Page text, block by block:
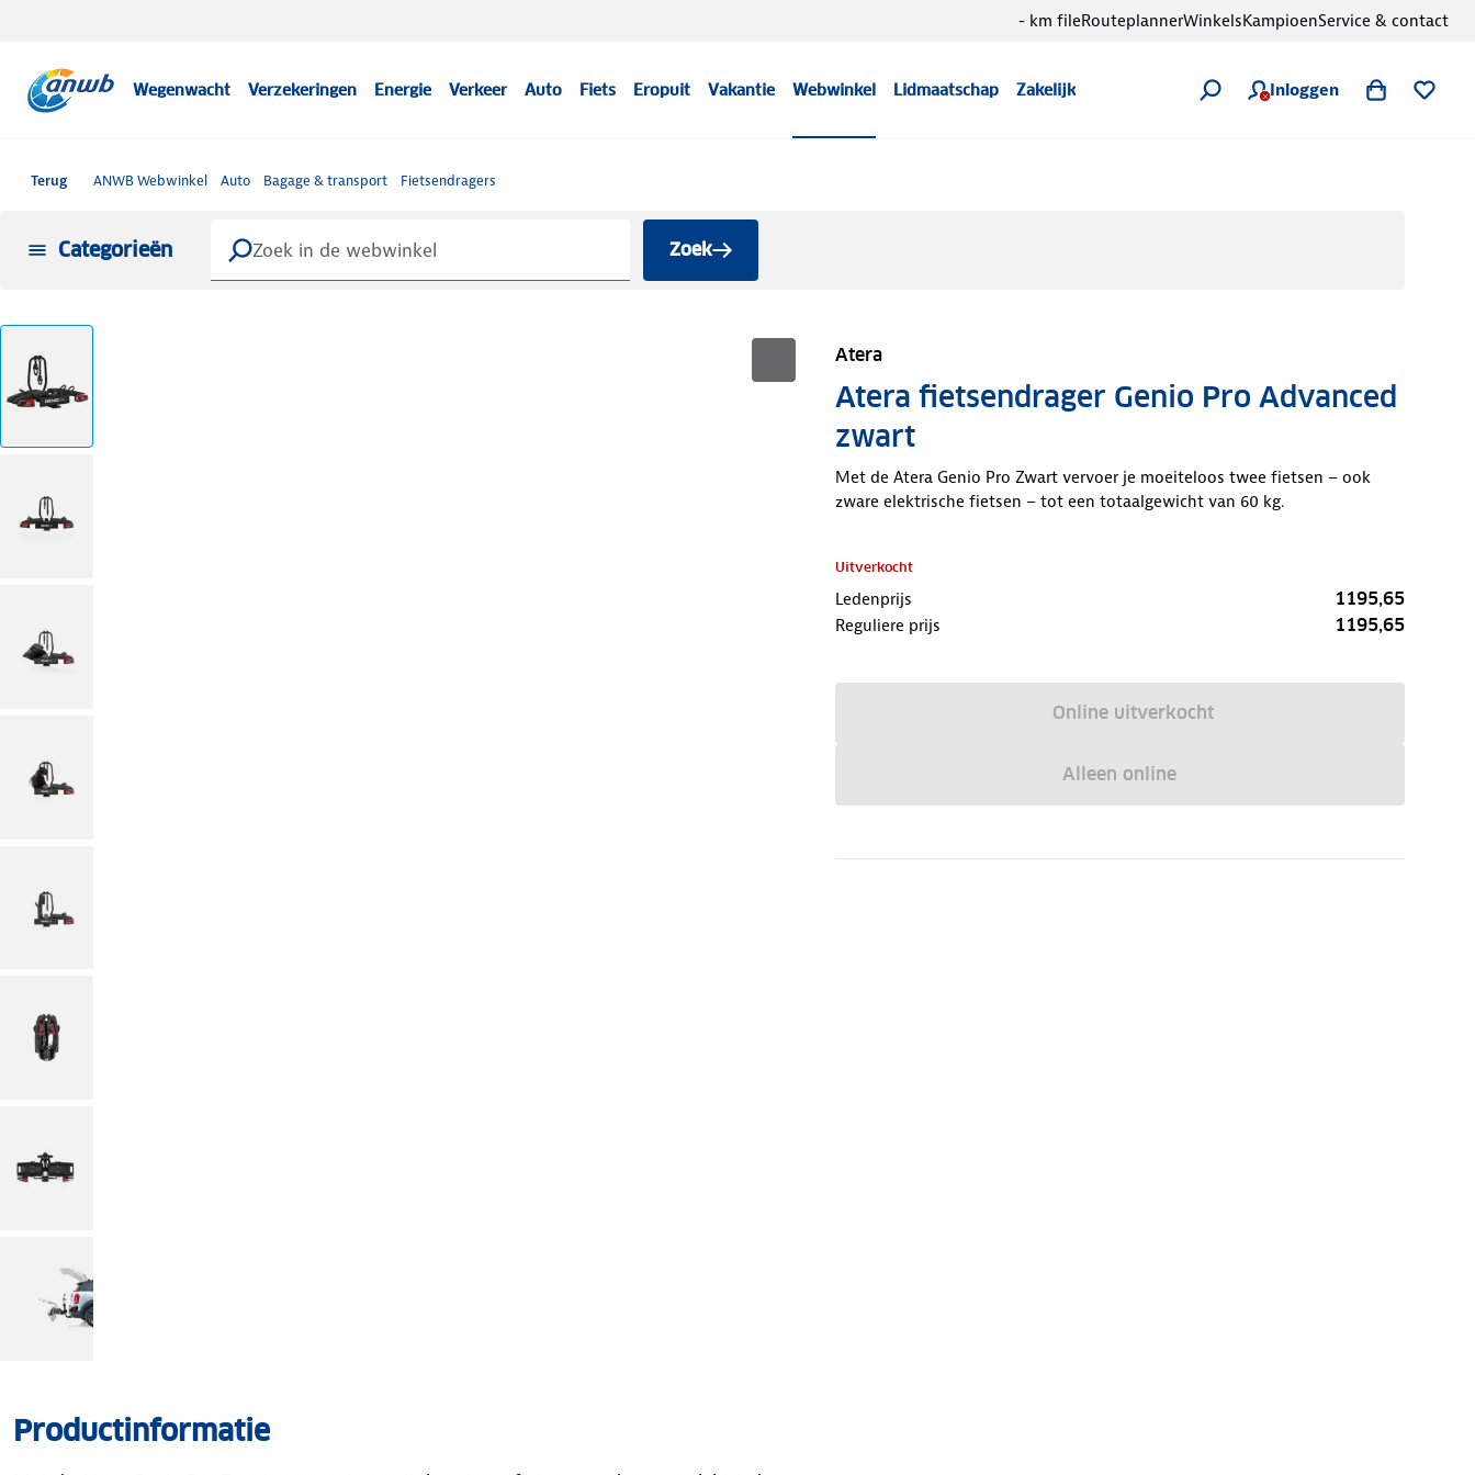
Wegenwacht Verzekeringen Energie Verkeer Auto Fiets Eropuit Vakantie Webwinkel Lidmaatschap Zakelijk Inloggen
- km fileRouteplannerWinkelsKampioenService & contact
Terug ANWB Webwinkel Auto Bagage & transport Fietsendragers
Categorieën Zoek
Atera
Atera fietsendrager Genio Pro Advanced
zwart
Met de Atera Genio Pro Zwart vervoer je moeiteloos twee fietsen – ook
zware elektrische fietsen – tot een totaalgewicht van 60 kg.
Uitverkocht
Ledenprijs 1195,65
Reguliere prijs 1195,65
Online uitverkocht
Alleen online
Productinformatie